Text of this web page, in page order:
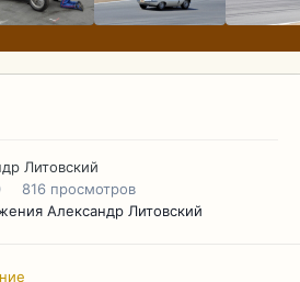
Литовский
816 просмотров
Александр Литовский